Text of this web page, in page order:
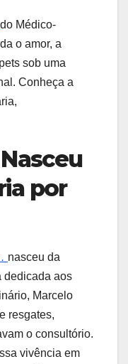
do Médico-
o amor, a
sob uma
Conheça a
por
nasceu da
dedicada aos
Marcelo
resgates,
o consultório.
vivência em